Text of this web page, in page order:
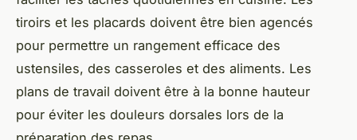
tiroirs et les placards doivent être bien agencés
pour permettre un rangement efficace des
ustensiles, des casseroles et des aliments. Les
plans de travail doivent être à la bonne hauteur
pour éviter les douleurs dorsales lors de la